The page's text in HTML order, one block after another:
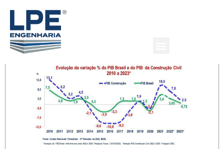
Perspectivas para 2023